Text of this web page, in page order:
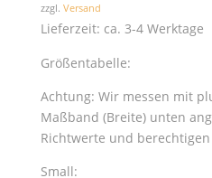
zzgl. Versand
Lieferzeit: ca. 3-4 Werktage
Größentabelle:
Achtung: Wir messen mit
Maßband (Breite) unten
Richtwerte und
Small: